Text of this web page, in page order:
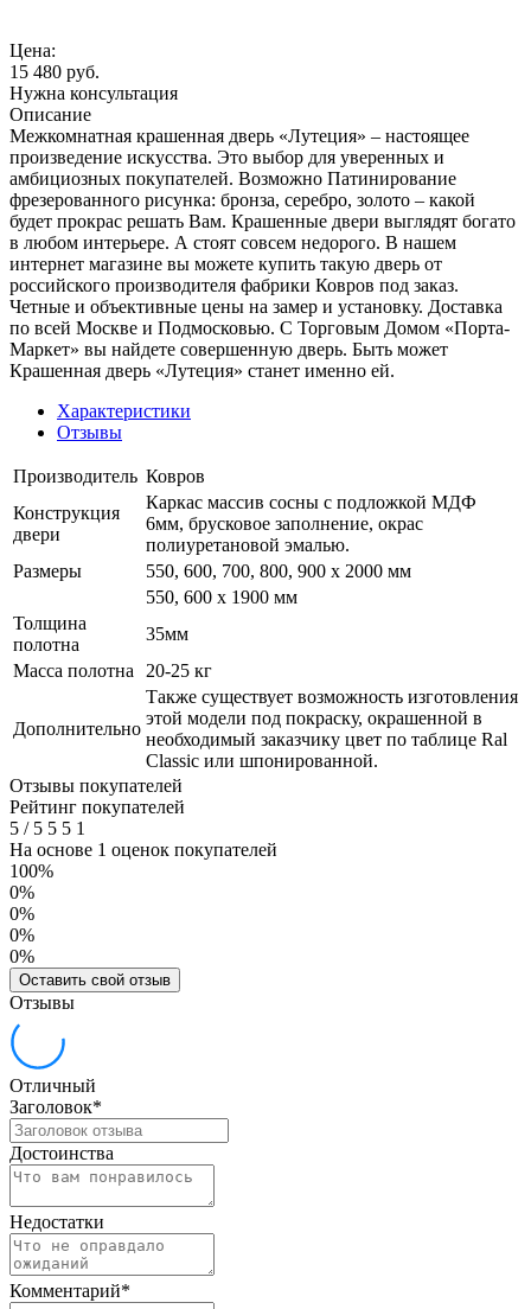
Цена:
15 480 руб.
Нужна консультация
Описание
Межкомнатная крашенная дверь «Лутеция» – настоящее
произведение искусства. Это выбор для уверенных и
амбициозных покупателей. Возможно Патинирование
фрезерованного рисунка: бронза, серебро, золото – какой
будет прокрас решать Вам. Крашенные двери выглядят богато
в любом интерьере. А стоят совсем недорого. В нашем
интернет магазине вы можете купить такую дверь от
российского производителя фабрики Ковров под заказ.
Четные и объективные цены на замер и установку. Доставка
по всей Москве и Подмосковью. С Торговым Домом «Порта-
Маркет» вы найдете совершенную дверь. Быть может
Крашенная дверь «Лутеция» станет именно ей.
Характеристики
Отзывы
Производитель Ковров
Конструкция
двери
Каркас массив сосны с подложкой МДФ
6мм, брусковое заполнение, окрас
полиуретановой эмалью.
Размеры
550, 600, 700, 800, 900 x 2000 мм
550, 600 х 1900 мм
Толщина
полотна
35мм
Масса полотна
20-25 кг
Дополнительно
Также существует возможность изготовления
этой модели под покраску, окрашенной в
необходимый заказчику цвет по таблице Ral
Classic или шпонированной.
Отзывы покупателей
Рейтинг покупателей
5 /5 5 5 1
На основе 1 оценок покупателей
100%
0%
0%
0%
0%
Оставить свой отзыв
Отзывы
Отличный
Заголовок*
Достоинства
Недостатки
Комментарий*